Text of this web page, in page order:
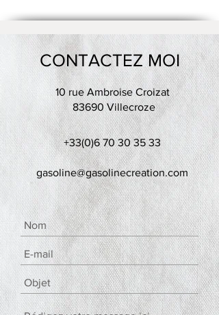
CONTACTEZ MOI
10 rue Ambroise Croizat
83690 Villecroze
+33(0)6 70 30 35 33
gasoline@gasolinecreation.com